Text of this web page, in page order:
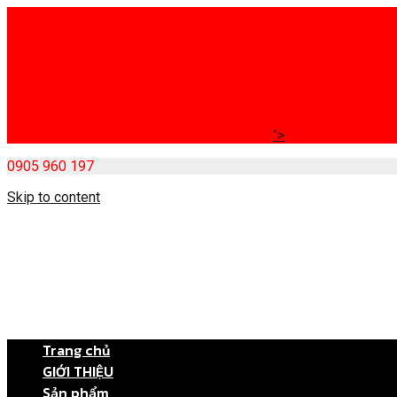
">
0905 960 197
Skip to content
Trang chủ
GIỚI THIỆU
Sản phẩm